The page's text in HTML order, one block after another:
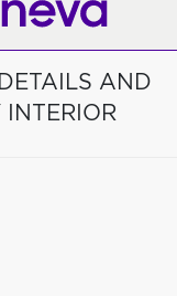
AND
INTERIOR